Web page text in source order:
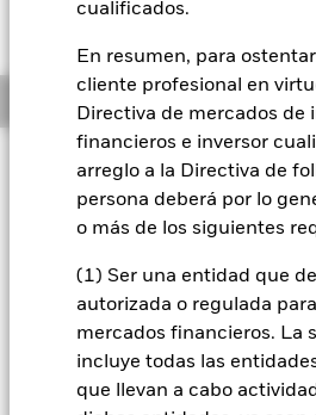
cualificados.
En resumen, para
cliente profesional en
Directiva de mercados de
financieros e inversor
arreglo a la Directiva de
persona deberá por lo
o más de los siguientes
(1) Ser una entidad que
autorizada o regulada
mercados financieros. La
incluye todas las
que llevan a cabo
Nuestra compañía
Información general
Filosofía de inversión
El Fondo pretende obtener una
(a través de una revalorización del
menos el 80 % de su activo total en
(como acciones) y relacionados con
empresas domiciliadas o que
predominante de su actividad
desarrollados mundiales. El Fondo
cuando lo estime oportuno, en otros